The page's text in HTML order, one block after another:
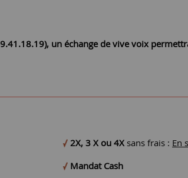
un échange de vive voix
2X, 3 X ou 4X sans frais : En
Mandat Cash